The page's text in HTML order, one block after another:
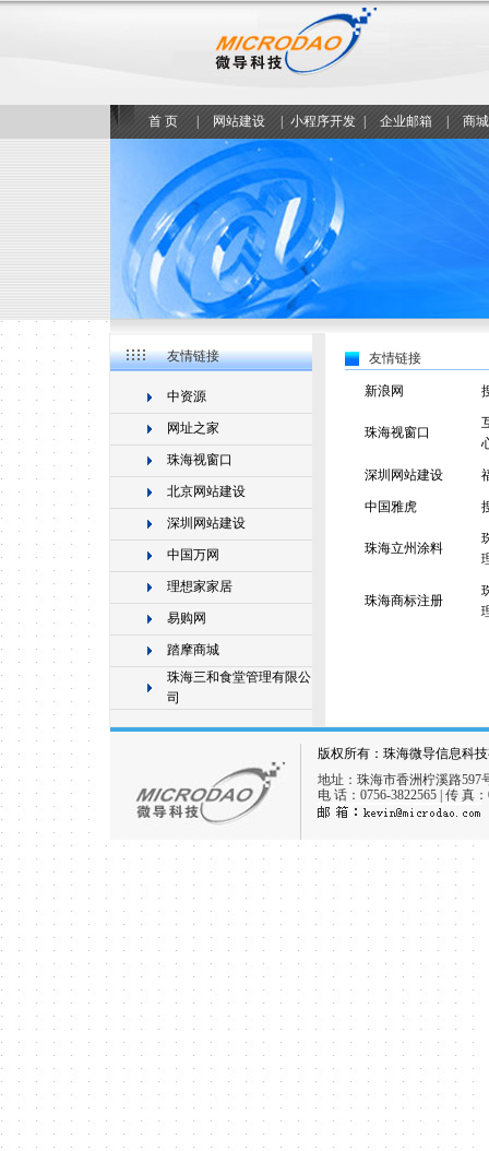
首 页 网站建设 小程序开发 企业邮箱 商
友情链接
中资源
网址之家
珠海视窗口
北京网站建设
深圳网站建设
中国万网
理想家家居
易购网
踏摩商城
珠海三和食堂管理有限公
司
友情链接
新浪网
珠海视窗口
深圳网站建设
中国雅虎
珠海立州涂料
珠海商标注册
版权所有：珠海微导信息科
地址：珠海市香洲柠溪路597
电 话：0756-3822565 | 传 真